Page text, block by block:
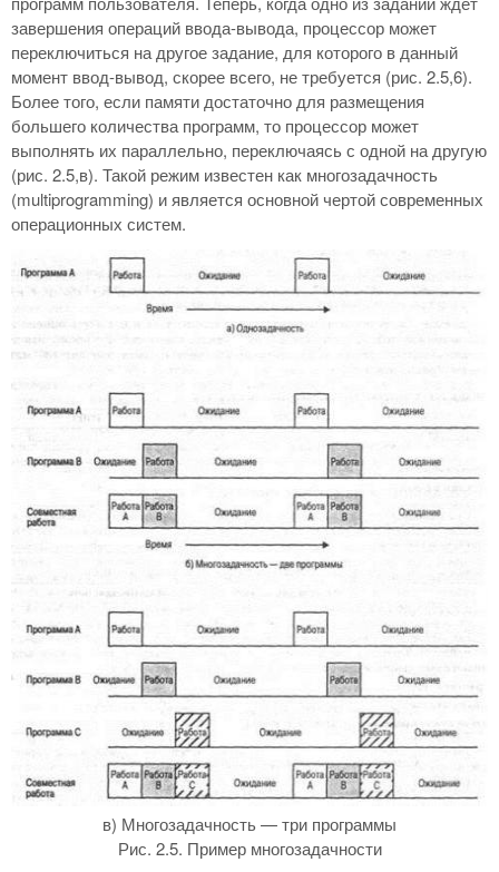
завершения операций ввода-вывода, процессор может
переключиться на другое задание, для которого в данный
момент ввод-вывод, скорее всего, не требуется (рис. 2.5,6).
Более того, если памяти достаточно для размещения
большего количества программ, то процессор может
выполнять их параллельно, переключаясь с одной на другую
(рис. 2.5,в). Такой режим известен как многозадачность
(multiprogramming) и является основной чертой современных
операционных систем.
в) Многозадачность — три программы
Рис. 2.5. Пример многозадачности